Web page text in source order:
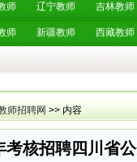
师 辽宁教师 吉林教师
师 新疆教师 西藏教师
师招聘网 >> 内容
考核招聘四川省